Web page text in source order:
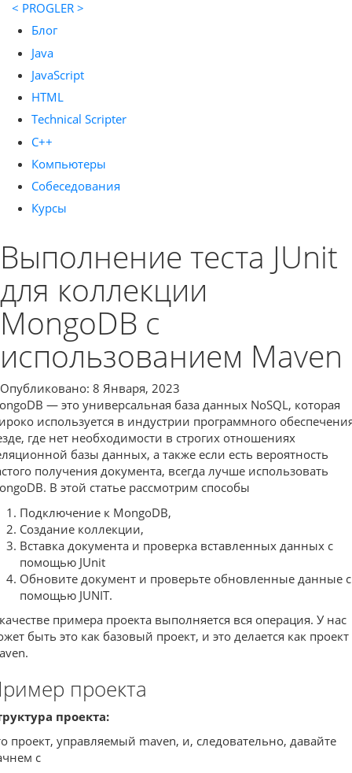
< PROGLER >
Блог
Java
JavaScript
HTML
Technical Scripter
C++
Компьютеры
Собеседования
Курсы
Выполнение теста JUnit
для коллекции
MongoDB с
использованием Maven
Опубликовано: 8 Января, 2023
— это универсальная база данных NoSQL, которая
используется в индустрии программного
где нет необходимости в строгих отношениях
базы данных, а также если есть вероятность
получения документа, всегда лучше использовать
В этой статье рассмотрим способы
Подключение к MongoDB,
Создание коллекции,
Вставка документа и проверка вставленных данных с
помощью JUnit
Обновите документ и проверьте обновленные данные с
помощью JUNIT.
примера проекта выполняется вся операция. У нас
быть это как базовый проект, и это делается как проект
проекта
проекта:
проект, управляемый maven, и, следовательно, давайте
с